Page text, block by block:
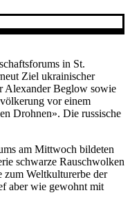
in St.
Ziel ukrainischer
Alexander Beglow sowie
vor einem
Drohnen». Die russische
am Mittwoch bildeten
schwarze Rauschwolken
zum Weltkulturerbe der
aber wie gewohnt mit